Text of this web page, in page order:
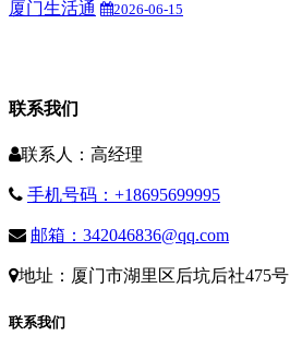
厦门生活通
2026-06-15
联系我们
联系人：高经理
手机号码：+18695699995
邮箱：342046836@qq.com
地址：厦门市湖里区后坑后社475号
联系我们